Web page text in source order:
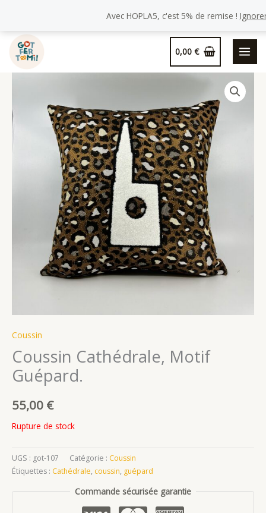
Avec HOPLA5, c'est 5% de remise !
0,00€
Coussin
Coussin Cathédrale, Motif
Guépard.
55,00 €
Rupture de stock
UGS : got-107 Catégorie : Coussin
Étiquettes : Cathédrale, coussin, guépard
Commande sécurisée garantie